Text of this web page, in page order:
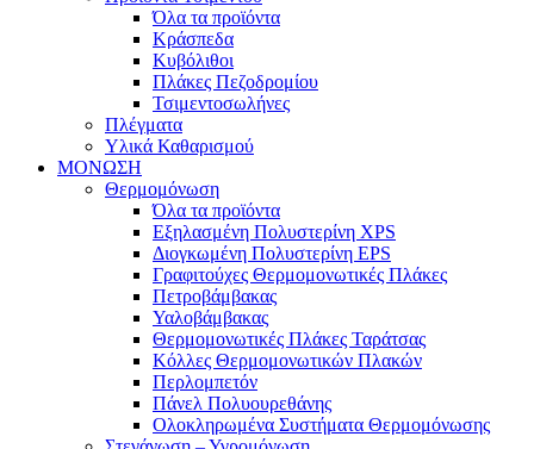
Όλα τα προϊόντα
Κράσπεδα
Κυβόλιθοι
Πλάκες Πεζοδρομίου
Τσιμεντοσωλήνες
Πλέγματα
Υλικά Καθαρισμού
ΜΟΝΩΣΗ
Θερμομόνωση
Όλα τα προϊόντα
Εξηλασμένη Πολυστερίνη XPS
Διογκωμένη Πολυστερίνη EPS
Γραφιτούχες Θερμομονωτικές Πλάκες
Πετροβάμβακας
Υαλοβάμβακας
Θερμομονωτικές Πλάκες Ταράτσας
Κόλλες Θερμομονωτικών Πλακών
Περλομπετόν
Πάνελ Πολυουρεθάνης
Ολοκληρωμένα Συστήματα Θερμομόνωσης